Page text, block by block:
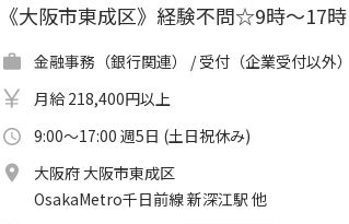
《大阪市東成区》経験不問☆9時～17
金融事務（銀行関連） / 受付（企業受付以外
月給 218,400円以上
9:00～17:00 週5日 (土日祝休み)
大阪府 大阪市東成区
OsakaMetro千日前線 新深江駅 他